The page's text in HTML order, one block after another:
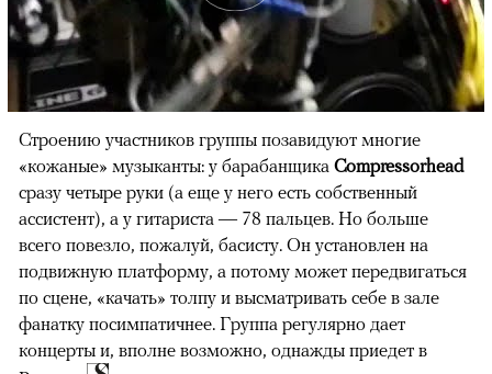
Строению участников группы позавидуют многие
«кожаные» музыканты: у барабанщика Compressorhead
сразу четыре руки (а еще у него есть собственный
ассистент), а у гитариста — 78 пальцев. Но больше
всего повезло, пожалуй, басисту. Он установлен на
подвижную платформу, а потому может передвигаться
по сцене, «качать» толпу и высматривать себе в зале
фанатку посимпатичнее. Группа регулярно дает
концерты и, вполне возможно, однажды приедет в